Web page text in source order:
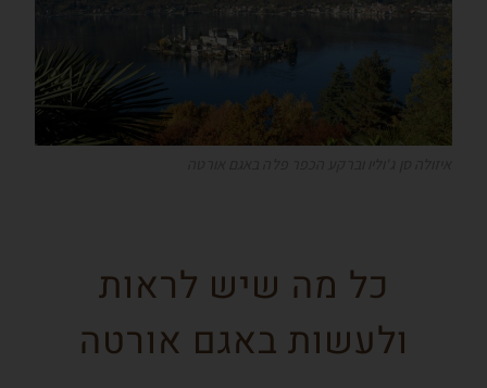
כל מה שיש לראות
ולעשות באגם אורטה